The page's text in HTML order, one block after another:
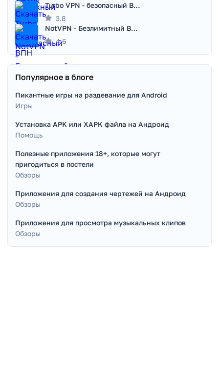
Turbo VPN - безопасный ВПН
3.8
NotVPN - Безлимитный ВПН | VPN
4.6
Популярное в блоге
Пикантные игры на раздевание для Android
Игры
Установка APK или XAPK файла на Андроид
Помощь
Полезные приложения 18+, которые могут
пригодиться в постели
Обзоры
Приложения для создания чертежей на Андроид
Обзоры
Приложения для просмотра музыкальных клипов
Обзоры